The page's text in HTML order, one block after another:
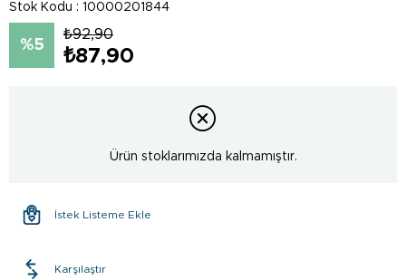
Stok Kodu
10000201844
5
₺92,90
₺87,90
Ürün stoklarımızda kalmamıştır.
İstek Listeme Ekle
Karşılaştır